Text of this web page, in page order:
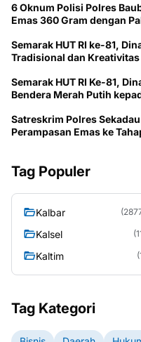
6 Oknum Polisi Polres
Emas 360 Gram dengan
Semarak HUT RI ke-81,
Tradisional dan Kreativitas
Semarak HUT RI Ke-81,
Bendera Merah Putih
Satreskrim Polres
Perampasan Emas ke
Tag Populer
Kalbar
Kalsel
Kaltim
Tag Kategori